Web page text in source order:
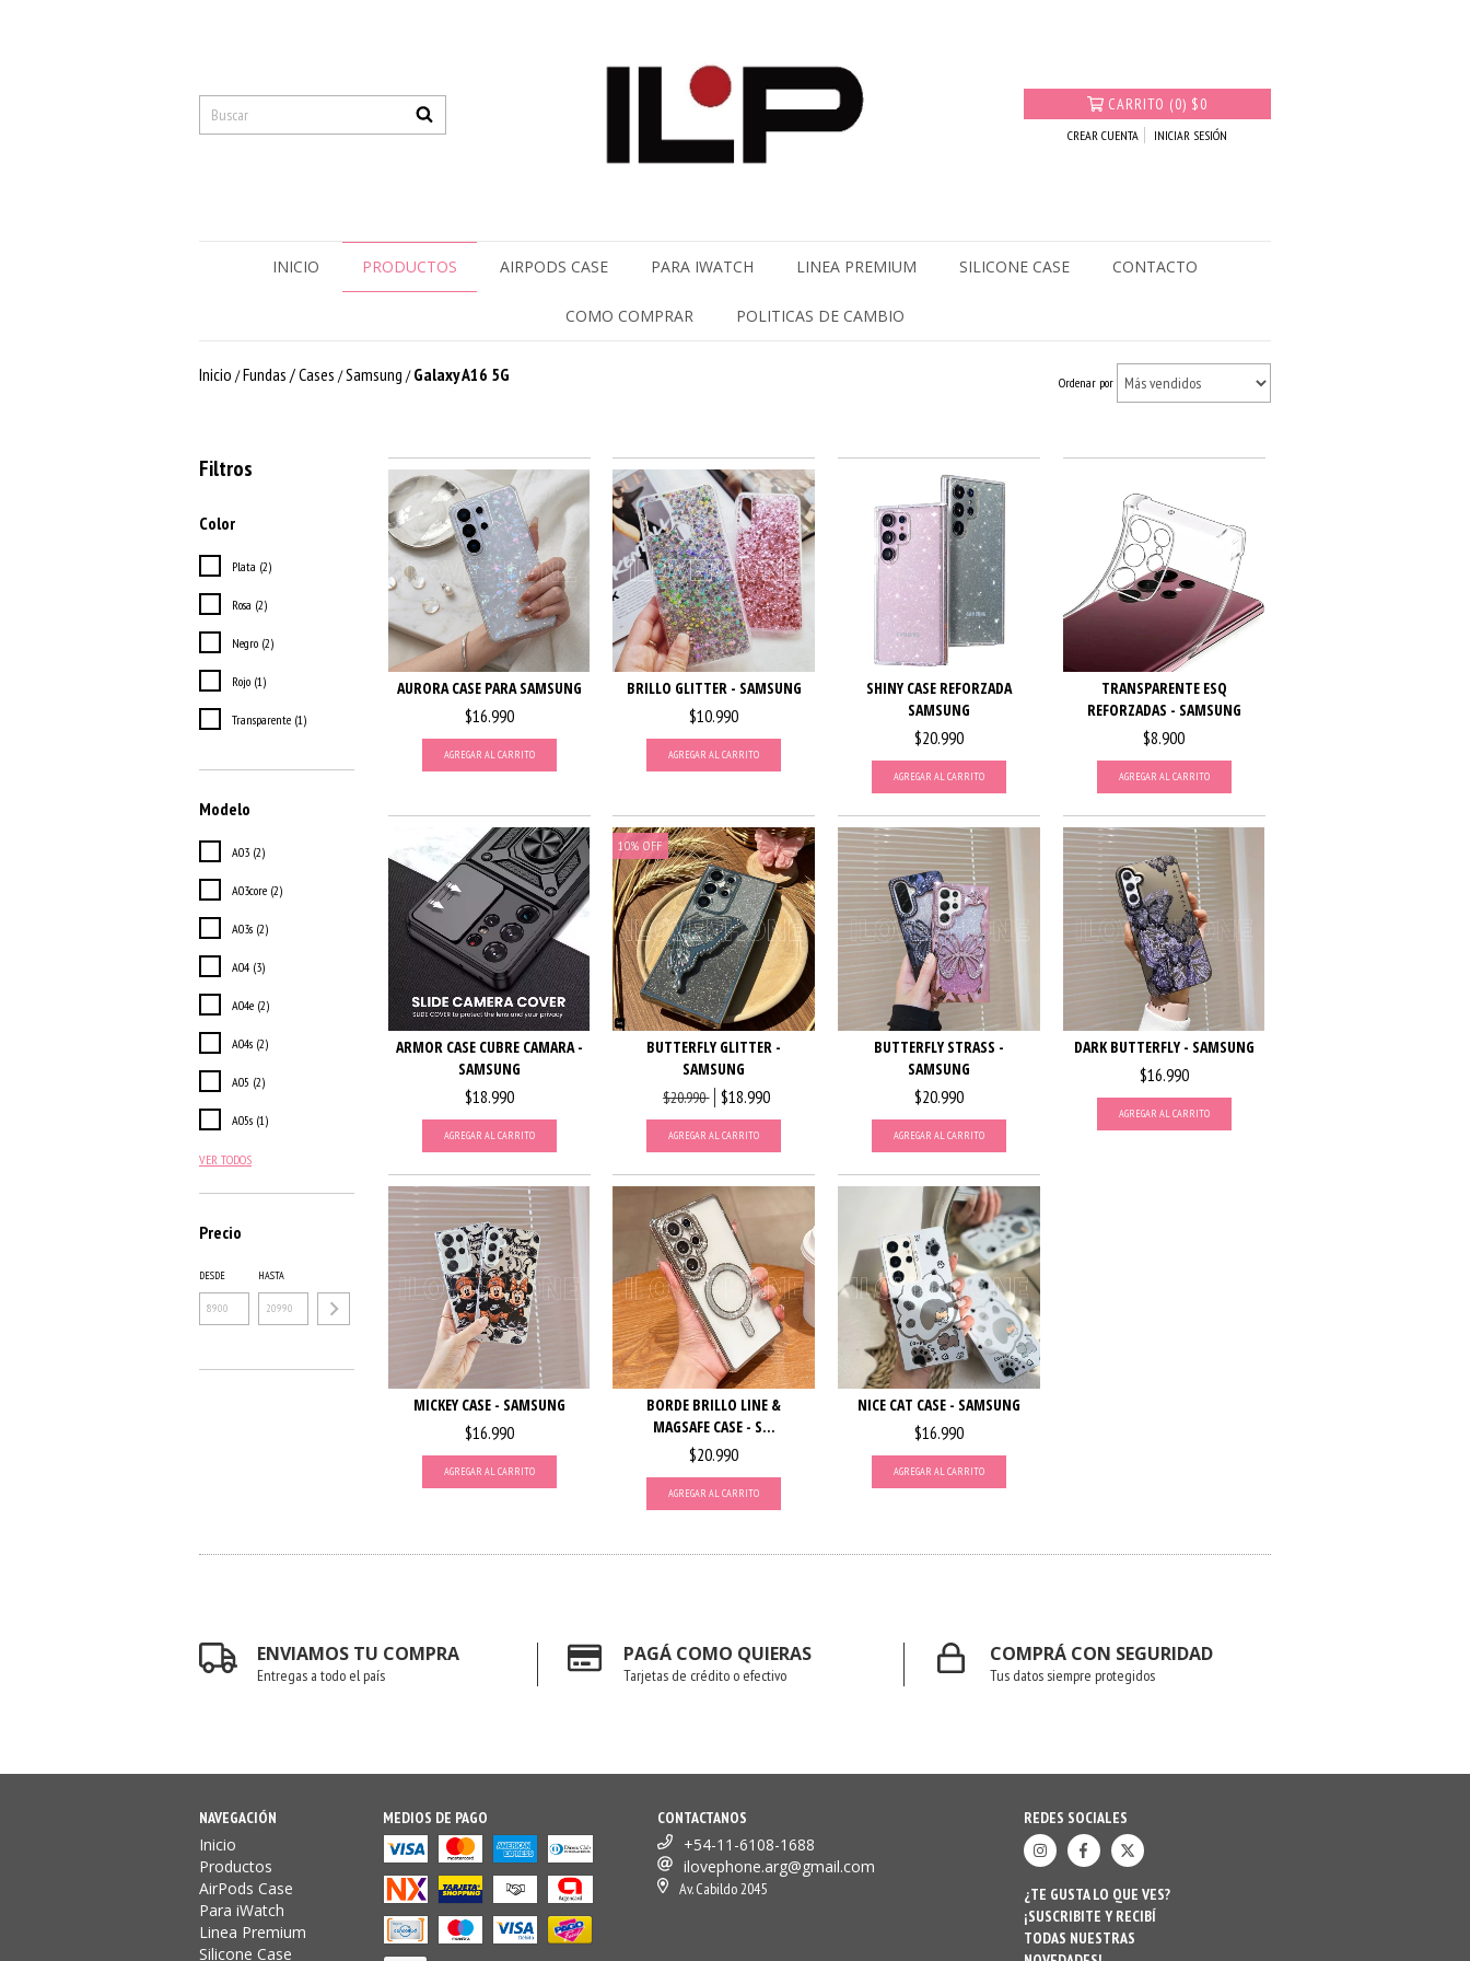
CARRITO (0) $0
CREAR CUENTA INICIAR SESIÓN
INICIO PRODUCTOS AIRPODS CASE PARA IWATCH LINEA PREMIUM SILICONE CASE CONTACTO
COMO COMPRAR POLITICAS DE CAMBIO
Inicio /Fundas / Cases /Samsung / Galaxy A16 5G Ordenar por
Filtros
Color
Plata (2)
Rosa (2)
Negro (2)
Rojo (1)
Transparente (1)
Modelo
A03 (2)
A03core (2)
A03s (2)
A04 (3)
A04e (2)
A04s (2)
A05 (2)
A05s (1)
VER TODOS
Precio
DESDE HASTA
AURORA CASE PARA SAMSUNG
$16.990
AGREGAR AL CARRITO
BRILLO GLITTER - SAMSUNG
$10.990
AGREGAR AL CARRITO
SHINY CASE REFORZADA
SAMSUNG
$20.990
AGREGAR AL CARRITO
TRANSPARENTE ESQ
REFORZADAS - SAMSUNG
$8.900
AGREGAR AL CARRITO
ARMOR CASE CUBRE CAMARA -
SAMSUNG
$18.990
AGREGAR AL CARRITO
10%OFF
BUTTERFLY GLITTER -
SAMSUNG
$20.990 $18.990
AGREGAR AL CARRITO
BUTTERFLY STRASS -
SAMSUNG
$20.990
AGREGAR AL CARRITO
DARK BUTTERFLY - SAMSUNG
$16.990
AGREGAR AL CARRITO
MICKEY CASE - SAMSUNG
$16.990
AGREGAR AL CARRITO
BORDE BRILLO LINE &
MAGSAFE CASE - S...
$20.990
AGREGAR AL CARRITO
NICE CAT CASE - SAMSUNG
$16.990
AGREGAR AL CARRITO
ENVIAMOS TU COMPRA
Entregas a todo el país
PAGÁ COMO QUIERAS
Tarjetas de crédito o efectivo
COMPRÁ CON SEGURIDAD
Tus datos siempre protegidos
NAVEGACIÓN
Inicio
Productos
AirPods Case
Para iWatch
Linea Premium
Silicone Case
MEDIOS DE PAGO CONTACTANOS
+54-11-6108-1688
ilovephone.arg@gmail.com
Av. Cabildo 2045
REDES SOCIALES
¿TE GUSTA LO QUE VES?
¡SUSCRIBITE Y RECIBÍ
TODAS NUESTRAS